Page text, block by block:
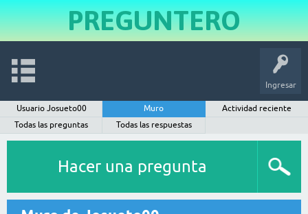
PREGUNTERO
Ingresar
Usuario Josueto00 Muro
Actividad reciente
Todas las preguntas
Todas las respuestas
Hacer una pregunta